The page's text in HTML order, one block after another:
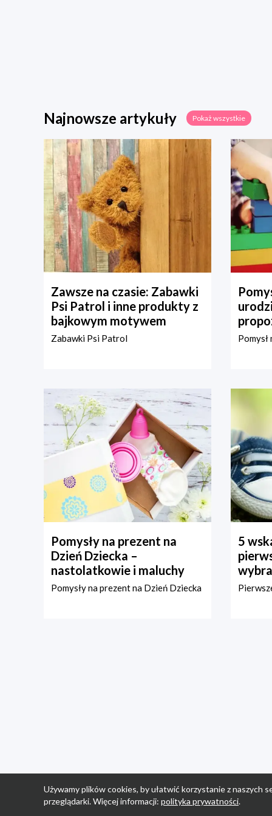
Najnowsze artykuły Pokaż wszystkie
Zawsze na czasie: Zabawki
Psi Patrol i inne produkty z
bajkowym motywem
Zabawki Psi Patrol
Pomysły na prezent na
Dzień Dziecka –
nastolatkowie i maluchy
Pomysły na prezent na Dzień Dziecka
5
Używamy plików cookies, by ułatwić korzystanie z naszych
przeglądarki. Więcej informacji: polityka prywatności.